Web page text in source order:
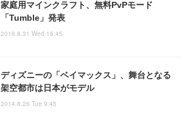
家庭用マインクラフト、無料PvPモード
「Tumble」発表
2016.8.31 Wed 16:45
ディズニーの「ベイマックス」、舞台となる
架空都市は日本がモデル
2014.8.26 Tue 9:45